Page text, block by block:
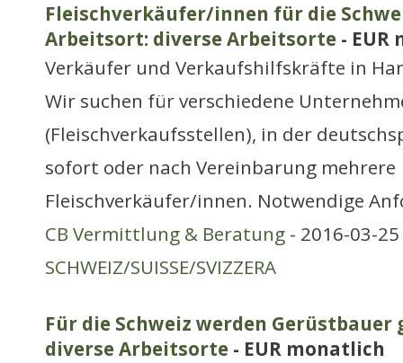
Fleischverkäufer/innen für die
Arbeitsort: diverse Arbeitsorte -
Verkäufer und Verkaufshilfskräfte in
Wir suchen für verschiedene
(Fleischverkaufsstellen), in der
sofort oder nach Vereinbarung mehrere
Fleischverkäufer/innen. Notwendige
CB Vermittlung & Beratung - 2016-03-
SCHWEIZ/SUISSE/SVIZZERA
Für die Schweiz werden
diverse Arbeitsorte - EUR monatlich